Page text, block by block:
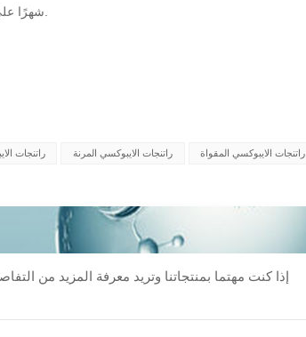
12 شهرًا على الأقل من تاريخ الصنع في العبوة الأصلية في درجات الحرارة المحيطة.
راتنجات راتنجات الايبوكسي المرنة راتنجات الايبوكسي المقواة
إذا كنت مهتما بمنتجاتنا وتريد معرفة المزيد من